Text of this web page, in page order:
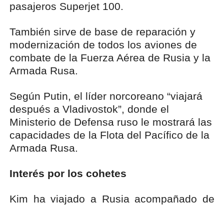
pasajeros Superjet 100.
También sirve de base de reparación y
modernización de todos los aviones de
combate de la Fuerza Aérea de Rusia y la
Armada Rusa.
Según Putin, el líder norcoreano “viajará
después a Vladivostok”, donde el
Ministerio de Defensa ruso le mostrará las
capacidades de la Flota del Pacífico de la
Armada Rusa.
Interés por los cohetes
Kim ha viajado a Rusia acompañado de